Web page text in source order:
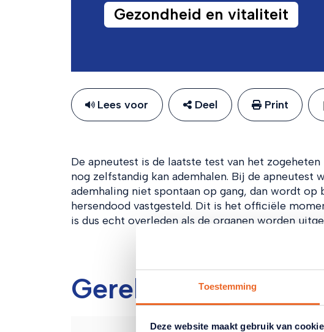
Toestemming
Deze website maakt gebruik van
Gezondheid en vitaliteit
Lees voor Deel Print
De apneutest is de laatste test van het
nog zelfstandig kan ademhalen. Bij de apneutest
ademhaling niet spontaan op gang, dan wordt op
hersendood vastgesteld. Dit is het officiële
is dus echt overleden als de organen worden
Gerelateerde